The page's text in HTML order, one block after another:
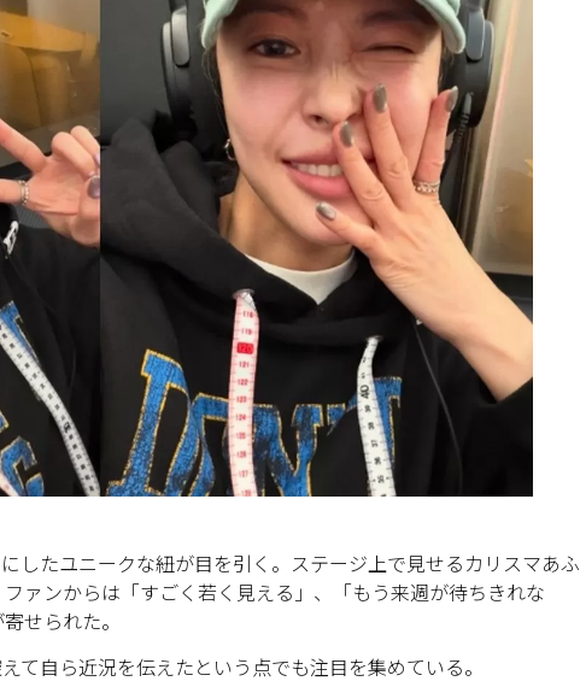
したユニークな紐が目を引く。ステージ上で見せるカリスマあふ
ァンからは「すごく若く見える」、「もう来週が待ちきれな
せられた。
て自ら近況を伝えたという点でも注目を集めている。